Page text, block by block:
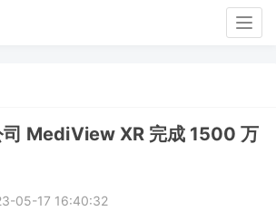
司 MediView XR 完成 1500 万
05-17 16:40:32